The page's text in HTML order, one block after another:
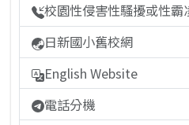
校園性侵害性騷擾或性霸
日新國小舊校網
English Website
電話分機